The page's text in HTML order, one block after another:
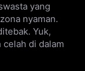
yang
nyaman.
Yuk,
di dalam